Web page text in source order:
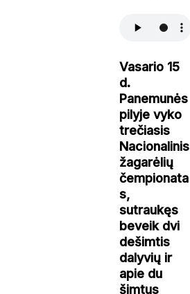
Vasario 15
d.
Panemunės
pilyje vyko
trečiasis
Nacionalinis
žagarėlių
čempionata
s,
sutraukęs
beveik dvi
dešimtis
dalyvių ir
apie du
šimtus